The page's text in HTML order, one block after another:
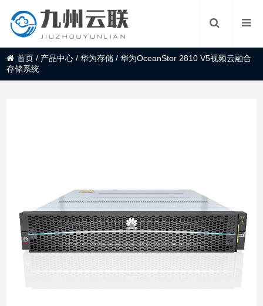
首页 / 产品中心 /华为存储 /华为OceanStor 2810 V5视频云融合
存储系统